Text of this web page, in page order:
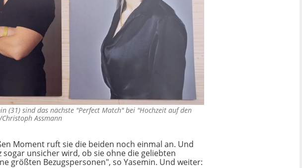
(31) sind das nächste "Perfect Match" bei "Hochzeit auf den
Christoph Assmann
Moment ruft sie die beiden noch einmal an. Und
unsicher wird, ob sie ohne die geliebten
größten Bezugspersonen", so Yasemin. Und weiter: